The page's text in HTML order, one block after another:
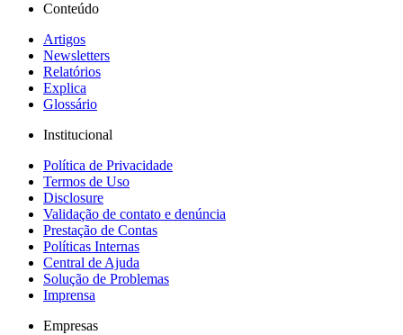
Conteúdo
Artigos
Newsletters
Relatórios
Explica
Glossário
Institucional
Política de Privacidade
Termos de Uso
Disclosure
Validação de contato e denúncia
Prestação de Contas
Políticas Internas
Central de Ajuda
Solução de Problemas
Imprensa
Empresas